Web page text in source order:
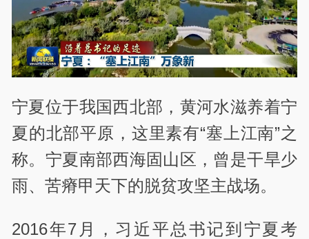
宁夏位于我国西北部，黄河水滋养着宁
夏的北部平原，这里素有“塞上江南”之
称。宁夏南部西海固山区，曾是干旱少
雨、苦瘠甲天下的脱贫攻坚主战场。
2016年7月，习近平总书记到宁夏考